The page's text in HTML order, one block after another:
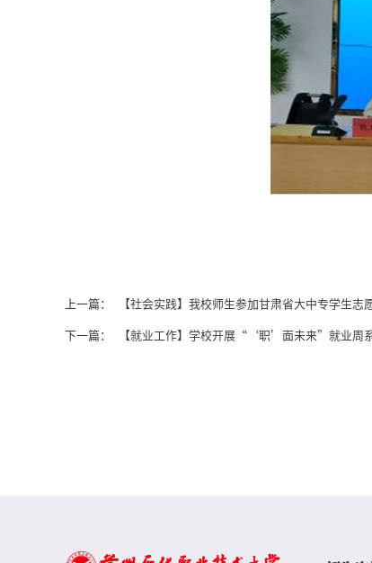
上一篇： 【社会实践】我校师生参加甘肃省大中专学生
下一篇： 【就业工作】学校开展“‘职’面未来”就业周